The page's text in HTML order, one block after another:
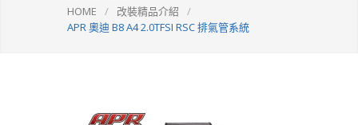
HOME
/ 改裝精品介紹
/
APR 奧迪 B8 A4 2.0TFSI RSC 排氣管系統